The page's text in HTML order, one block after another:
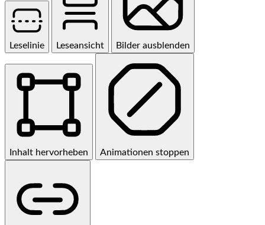
Leselinie Leseansicht Bilder ausblenden
Inhalt hervorheben Animationen stoppen